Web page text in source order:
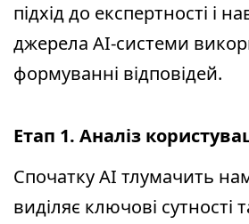
підхід до експертності і
джерела AI-системи
формуванні відповідей.
Етап 1. Аналіз
Спочатку AI тлумачить
виділяє ключові сутності